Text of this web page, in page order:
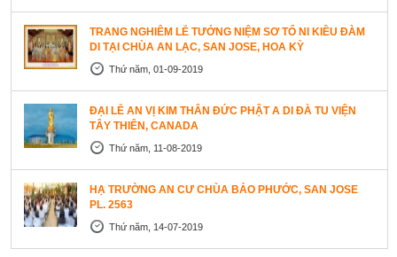
TRANG NGHIÊM LỄ TƯỞNG NIỆM SƠ TỔ NI KIỀU ĐÀM
DI TẠI CHÙA AN LẠC, SAN JOSE, HOA KỲ
Thứ năm, 01-09-2019
ĐẠI LỄ AN VỊ KIM THÂN ĐỨC PHẬT A DI ĐÀ TU VIỆN
TÂY THIÊN, CANADA
Thứ năm, 11-08-2019
HẠ TRƯỜNG AN CƯ CHÙA BẢO PHƯỚC, SAN JOSE
PL. 2563
Thứ năm, 14-07-2019